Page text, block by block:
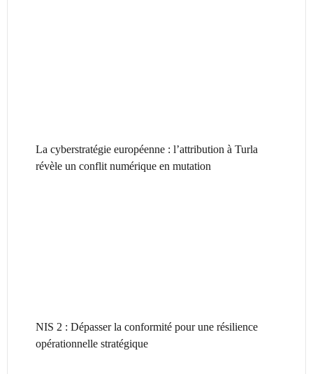
La cyberstratégie européenne : l’attribution à Turla
révèle un conflit numérique en mutation
NIS 2 : Dépasser la conformité pour une résilience
opérationnelle stratégique